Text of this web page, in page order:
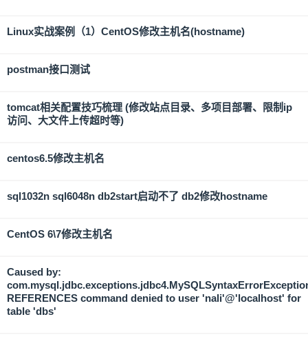
Linux实战案例（1）CentOS修改主机名(hostname)
postman接口测试
tomcat相关配置技巧梳理 (修改站点目录、多项目部署、限制ip
访问、大文件上传超时等)
centos6.5修改主机名
sql1032n sql6048n db2start启动不了 db2修改hostname
CentOS 6\7修改主机名
Caused by:
REFERENCES command denied to user 'nali'@'localhost' for
table 'dbs'